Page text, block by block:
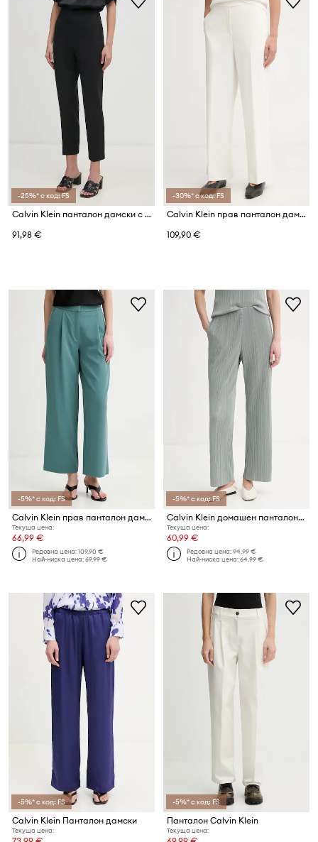
-25%* с код: FS
Calvin Klein панталон дамски с вискоза
91,98 €
-30%* с код: FS
Calvin Klein прав панталон дамски
109,90 €
-5%* с код: FS
Calvin Klein прав панталон дамски
Текуща цена:
66,99 €
Редовна цена:109,90 €
Най-ниска цена:69,99 €
-5%* с код: FS
Calvin Klein домашен панталон дамски
Текуща цена:
60,99 €
Редовна цена:94,99 €
Най-ниска цена:64,99 €
-5%* с код: FS
Calvin Klein Панталон дамски
Текуща цена:
-5%* с код: FS
Панталон Calvin Klein
Текуща цена: